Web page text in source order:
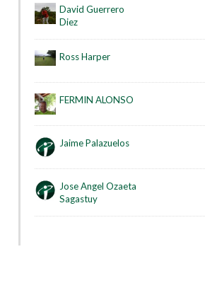
David Guerrero
Diez
Ross Harper
FERMIN ALONSO
Jaime Palazuelos
Jose Angel Ozaeta
Sagastuy